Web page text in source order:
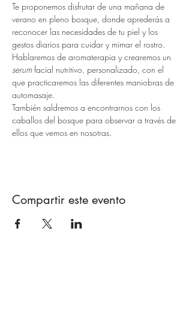
Te proponemos disfrutar de una mañana de
verano en pleno bosque, donde aprederás a
reconocer las necesidades de tu piel y los
gestos diarios para cuidar y mimar el rostro.
Hablaremos de aromaterapia y crearemos un
serum facial nutritivo, personalizado, con el
que practicaremos las diferentes maniobras de
automasaje.
También saldremos a encontrarnos con los
caballos del bosque para observar a través de
ellos que vemos en nosotras.
Compartir este evento